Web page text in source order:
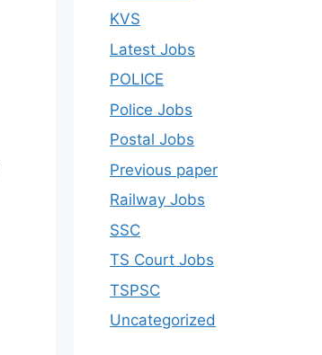
KVS
Latest Jobs
POLICE
Police Jobs
Postal Jobs
Previous paper
Railway Jobs
SSC
TS Court Jobs
TSPSC
Uncategorized